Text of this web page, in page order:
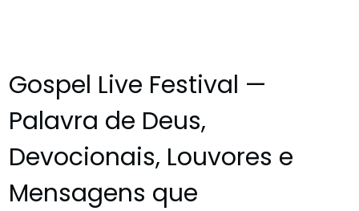
Gospel Live Festival —
Palavra de Deus,
Devocionais, Louvores e
Mensagens que